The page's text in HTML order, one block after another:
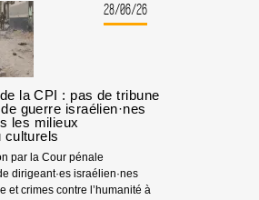
28/06/26
la CPI : pas de tribune
guerre israélien·nes
les milieux
culturels
par la Cour pénale
dirigeant·es israélien·nes
et crimes contre l’humanité à